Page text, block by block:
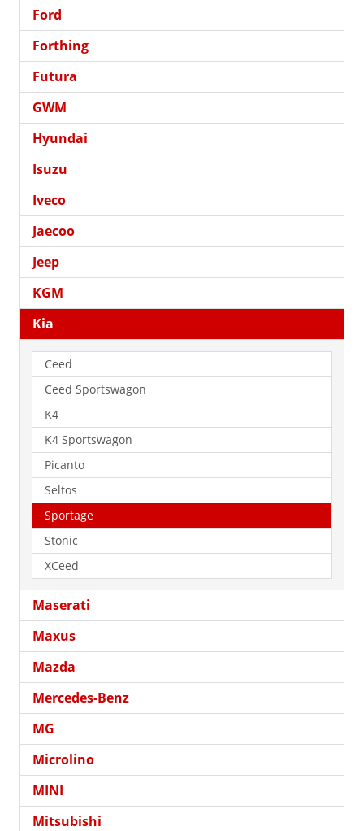
Ford
Forthing
Futura
GWM
Hyundai
Isuzu
Iveco
Jaecoo
Jeep
KGM
Kia
Ceed
Ceed Sportswagon
K4
K4 Sportswagon
Picanto
Seltos
Sportage
Stonic
XCeed
Maserati
Maxus
Mazda
Mercedes-Benz
MG
Microlino
MINI
Mitsubishi